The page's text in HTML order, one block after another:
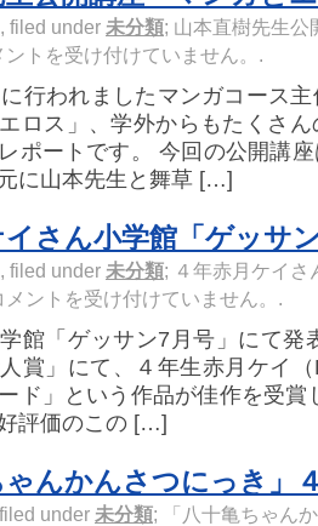
filed under 未分類; 山本直樹先生公
ントを受け付けていません。 .
行われましたマンガコース
ロス」、学外からもたくさ
ポートです。 今回の公開講
に山本先生と舞草 […]
イさん小学館「ゲッサ
filed under 未分類; ４年赤月ケイ
メントを受け付けていません。 .
館「ゲッサン7月号」にて発
賞」にて、４年生赤月ケイ
ド」という作品が佳作を受
評価のこの […]
ゃんかんさつにっき」
under 未分類;
「八十亀ちゃん